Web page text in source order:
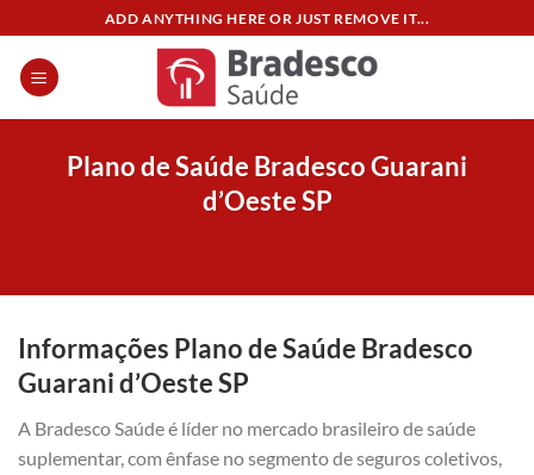
content
ADD ANYTHING HERE OR JUST REMOVE IT...
Plano de Saúde Bradesco Guarani
d’Oeste SP
Informações Plano de Saúde Bradesco
Guarani d’Oeste SP
A Bradesco Saúde é líder no mercado brasileiro de saúde
suplementar, com ênfase no segmento de seguros coletivos,